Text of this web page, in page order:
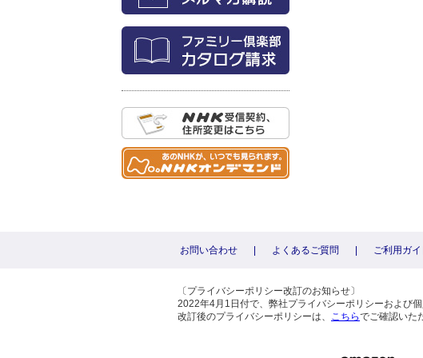
お問い合わせ よくあるご質問 ご利用ガイ
〔プライバシーポリシー改訂のお知らせ〕
2022年4月1日付で、弊社プライバシーポリシーおよび
改訂後のプライバシーポリシーは、 こちらでご確認いた